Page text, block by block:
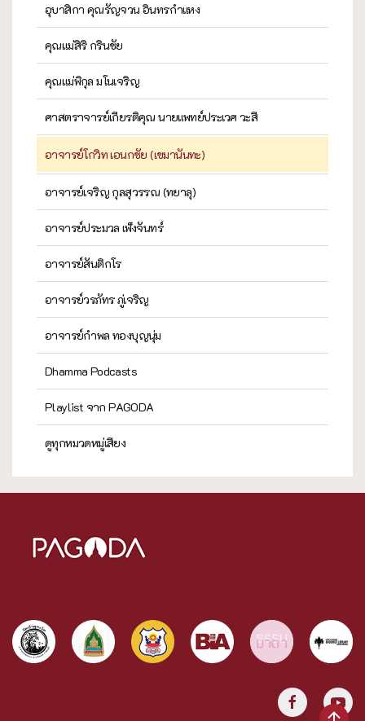
อุบาสิกา คุณรัญจวน อินทรกำแหง
คุณแม่สิริ กรินชัย
คุณแม่พิกุล มโนเจริญ
ศาสตราจารย์เกียรติคุณ นายแพทย์ประเวศ วะสี
อาจารย์โกวิท เอนกชัย (เขมานันทะ)
อาจารย์เจริญ กุลสุวรรณ (ทยาลุ)
อาจารย์ประมวล เพ็งจันทร์
อาจารย์สันติกโร
อาจารย์วรภัทร ภู่เจริญ
อาจารย์กำพล ทองบุญนุ่ม
Dhamma Podcasts
Playlist จาก PAGODA
ดูทุกหมวดหมู่เสียง